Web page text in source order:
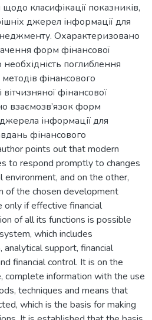
класифікації показників,
джерел інформації для
Охарактеризовано
форм фінансової
необхідність поглиблення
фінансового
фінансової
взаємозв’язок форм
джерела інформації для
фінансового
points out that modern
to respond promptly to changes
and on the other,
of the chosen development
only if effective financial
of all its functions is possible
which includes
analytical support, financial
financial control. It is on the
complete information with the use
techniques and means that
which is the basis for making